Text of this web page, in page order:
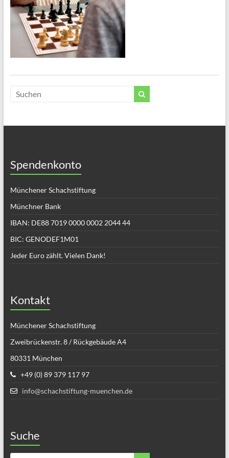
Spendenkonto
Münchener Schachstiftung
Münchner Bank
IBAN: DE88 7019 0000 0002 2044 44
BIC: GENODEF1M01
Jeder Euro zählt. Vielen Dank!
Kontakt
Münchener Schachstiftung
Zweibrückenstr. 8 / Rückgebäude A4
80331 München
+49 (0) 89 379 117 97
info@schachstiftung-muenchen.de
Suche